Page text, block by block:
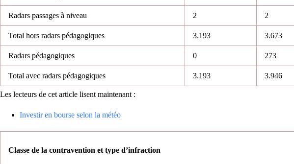
Radars passages à niveau 2 2
Total hors radars pédagogiques 3.193 3.673
Radars pédagogiques 0 273
Total avec radars pédagogiques 3.193 3.946
Les lecteurs de cet article lisent maintenant :
Investir en bourse selon la météo
Classe de la contravention et type d’infraction